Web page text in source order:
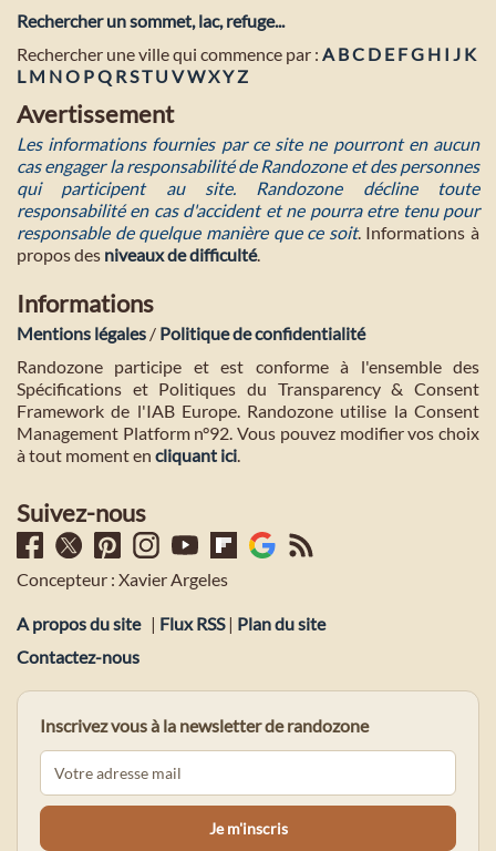
Rechercher un sommet, lac, refuge...
Rechercher une ville qui commence par : A BC D E FG H I J K
L M NO PQ RST U VWXYZ
Avertissement
Les informations fournies par ce site ne pourront en aucun
cas engager la responsabilité de Randozone et des personnes
qui participent au site. Randozone décline toute
responsabilité en cas d'accident et ne pourra etre tenu pour
responsable de quelque manière que ce soit. Informations à
propos des niveaux de difficulté.
Informations
Mentions légales / Politique de confidentialité
Randozone participe et est conforme à l'ensemble des
Spécifications et Politiques du Transparency & Consent
Framework de l'IAB Europe. Randozone utilise la Consent
Management Platform n°92. Vous pouvez modifier vos choix
à tout moment en cliquant ici.
Suivez-nous
Concepteur : Xavier Argeles
A propos du site | Flux RSS| Plan du site
Contactez-nous
Inscrivez vous à la newsletter de randozone